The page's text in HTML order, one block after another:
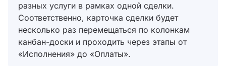
разных услуги в рамках одной сделки.
Соответственно, карточка сделки будет
несколько раз перемещаться по колонкам
канбан-доски и проходить через этапы от
«Исполнения» до «Оплаты».